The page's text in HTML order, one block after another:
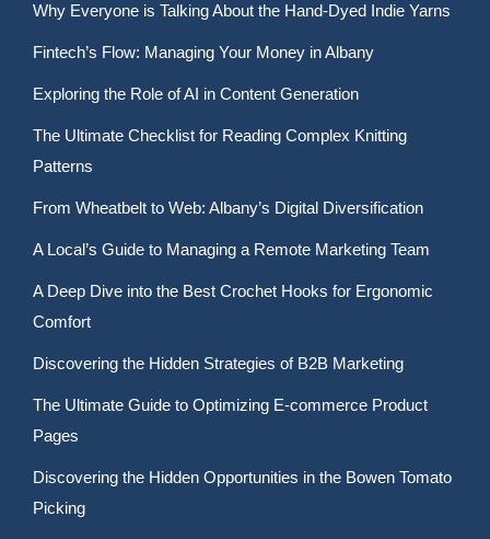
Why Everyone is Talking About the Hand-Dyed Indie Yarns
Fintech’s Flow: Managing Your Money in Albany
Exploring the Role of AI in Content Generation
The Ultimate Checklist for Reading Complex Knitting
Patterns
From Wheatbelt to Web: Albany’s Digital Diversification
A Local’s Guide to Managing a Remote Marketing Team
A Deep Dive into the Best Crochet Hooks for Ergonomic
Comfort
Discovering the Hidden Strategies of B2B Marketing
The Ultimate Guide to Optimizing E-commerce Product
Pages
Discovering the Hidden Opportunities in the Bowen Tomato
Picking